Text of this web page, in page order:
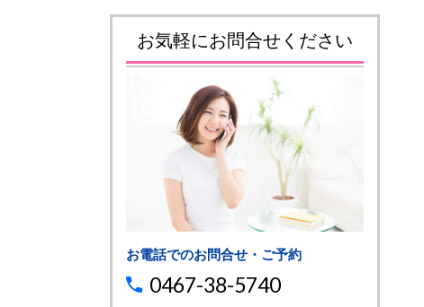
お気軽にお問合せください
お電話でのお問合せ・ご予約
0467-38-5740